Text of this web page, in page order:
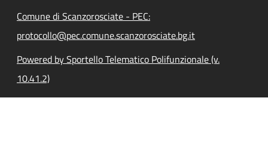
Comune di Scanzorosciate - PEC:
protocollo@pec.comune.scanzorosciate.bg.it
Powered by Sportello Telematico Polifunzionale (v.
10.41.2)